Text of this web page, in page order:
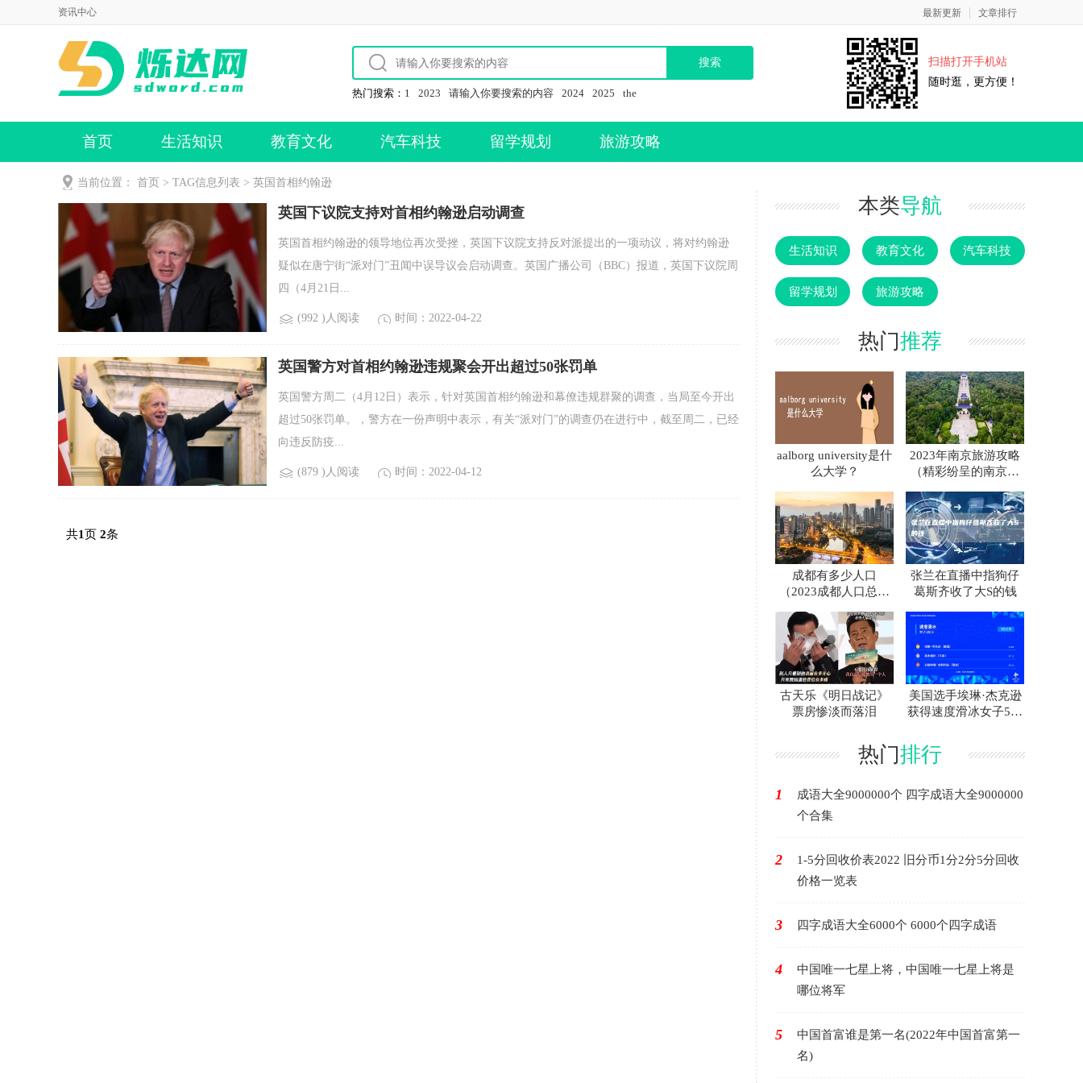
资讯中心 最新更新 文章排行
热门搜索： 1 2023 请输入你要搜索的内容 2024 2025 the
扫描打开手机站
随时逛，更方便！
首页 生活知识 教育文化 汽车科技 留学规划 旅游攻略
当前位置： 首页 > TAG信息列表 > 英国首相约翰逊
英国下议院支持对首相约翰逊启动调查
英国首相约翰逊的领导地位再次受挫，英国下议院支持反对派提出的一项动议，将对约翰逊
疑似在唐宁街“派对门”丑闻中误导议会启动调查。英国广播公司（BBC）报道，英国下议院周
四（4月21日...
(992 )人阅读 时间：2022-04-22
英国警方对首相约翰逊违规聚会开出超过50张罚单
英国警方周二（4月12日）表示，针对英国首相约翰逊和幕僚违规群聚的调查，当局至今开出
超过50张罚单。，警方在一份声明中表示，有关“派对门”的调查仍在进行中，截至周二，已经
向违反防疫...
(879 )人阅读 时间：2022-04-12
共1页 2条
本类导航
生活知识 教育文化 汽车科技
留学规划 旅游攻略
热门推荐
aalborg university是什
么大学？
2023年南京旅游攻略
（精彩纷呈的南京旅
成都有多少人口
（2023成都人口总数
张兰在直播中指狗仔
葛斯齐收了大S的钱
古天乐《明日战记》
票房惨淡而落泪
美国选手埃琳·杰克逊
获得速度滑冰女子500
热门排行
1
成语大全9000000个 四字成语大全9000000
个合集
2
1-5分回收价表2022 旧分币1分2分5分回收
价格一览表
3 四字成语大全6000个 6000个四字成语
4
中国唯一七星上将，中国唯一七星上将是
哪位将军
5
中国首富谁是第一名(2022年中国首富第一
名)